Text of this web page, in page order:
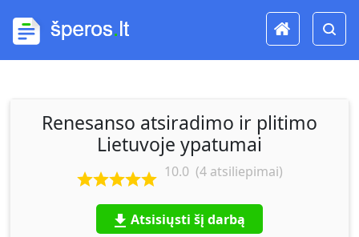
Renesanso atsiradimo ir plitimo
Lietuvoje ypatumai
10.0 (4atsiliepimai)
Atsisiųsti šį darbą